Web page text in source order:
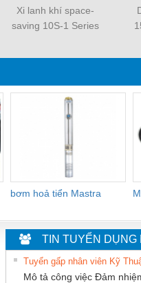
Xi lanh khí space-
saving 10S-1 Series
bơm hoả tiển Mastra
TIN TUYỂN DỤNG
Mô tả công việc Đảm